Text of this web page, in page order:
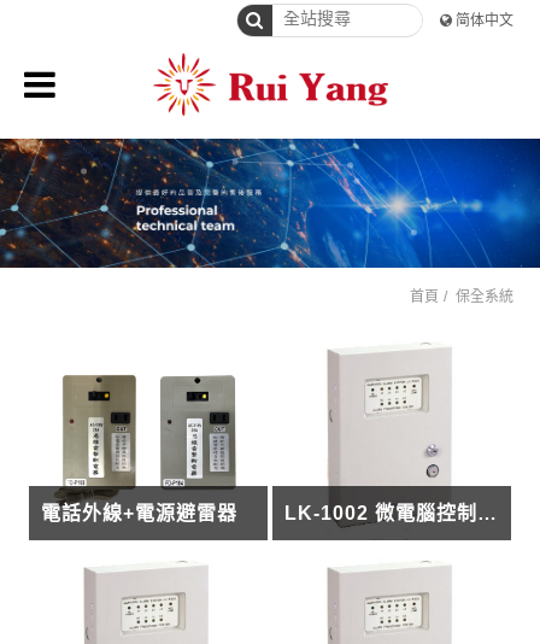
简体中文
首頁 保全系統
電話外線+電源避雷器 LK-1002 微電腦控制主機